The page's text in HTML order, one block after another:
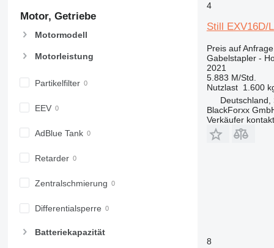
Motor, Getriebe
Motormodell
Motorleistung
Partikelfilter
EEV
AdBlue Tank
Retarder
Zentralschmierung
Differentialsperre
Batteriekapazität
4
Still EXV16D/
Preis auf Anfrage
Gabelstapler -
2021
5.883 M/Std.
Nutzlast 1.600
Deutschland,
BlackForxx
Verkäufer
8